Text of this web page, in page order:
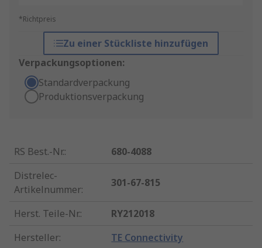
*Richtpreis
Zu einer Stückliste hinzufügen
Verpackungsoptionen:
Standardverpackung
Produktionsverpackung
RS Best.-Nr.:
680-4088
Distrelec-
Artikelnummer:
301-67-815
Herst. Teile-Nr.:
RY212018
Hersteller: TE Connectivity